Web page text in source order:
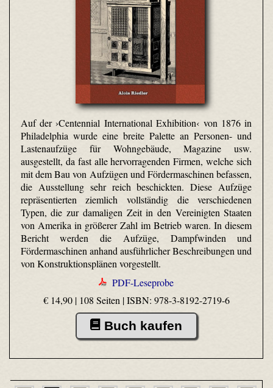
Auf der ›Centennial International Exhibition‹ von 1876 in
Philadelphia wurde eine breite Palette an Personen- und
Lastenaufzüge für Wohngebäude, Magazine usw.
ausgestellt, da fast alle hervorragenden Firmen, welche sich
mit dem Bau von Aufzügen und Fördermaschinen befassen,
die Ausstellung sehr reich beschickten. Diese Aufzüge
repräsentierten ziemlich vollständig die verschiedenen
Typen, die zur damaligen Zeit in den Vereinigten Staaten
von Amerika in größerer Zahl im Betrieb waren. In diesem
Bericht werden die Aufzüge, Dampfwinden und
Fördermaschinen anhand ausführlicher Beschreibungen und
von Konstruktionsplänen vorgestellt.
PDF-Leseprobe
€ 14,90 | 108 Seiten |ISBN: 978-3-8192-2719-6
Buch kaufen